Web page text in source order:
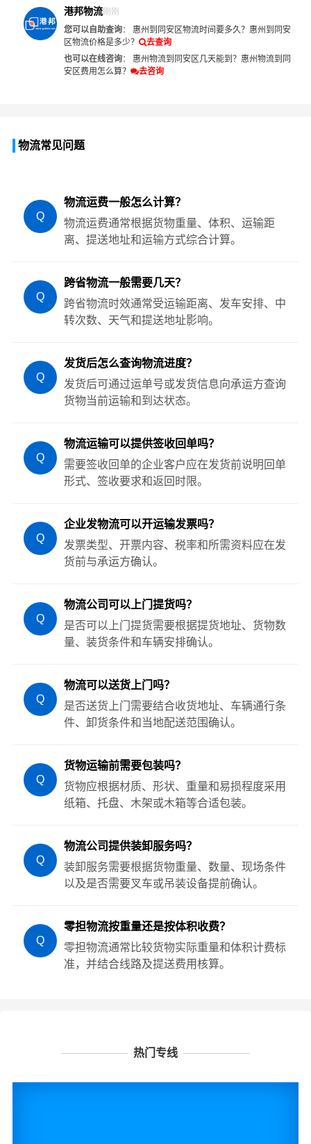
港邦物流刚刚
您可以自助查询： 惠州到同安区物流时间要多久？ 惠州到同安
区物流价格是多少？
去查询
也可以在线咨询： 惠州物流到同安区几天能到？ 惠州物流到同
安区费用怎么算？
去咨询
物流常见问题
Q
物流运费一般怎么计算？
物流运费通常根据货物重量、体积、运输距
离、提送地址和运输方式综合计算。
Q
跨省物流一般需要几天？
跨省物流时效通常受运输距离、发车安排、中
转次数、天气和提送地址影响。
Q
发货后怎么查询物流进度？
发货后可通过运单号或发货信息向承运方查询
货物当前运输和到达状态。
Q
物流运输可以提供签收回单吗？
需要签收回单的企业客户应在发货前说明回单
形式、签收要求和返回时限。
Q
企业发物流可以开运输发票吗？
发票类型、开票内容、税率和所需资料应在发
货前与承运方确认。
Q
物流公司可以上门提货吗？
是否可以上门提货需要根据提货地址、货物数
量、装货条件和车辆安排确认。
Q
物流可以送货上门吗？
是否送货上门需要结合收货地址、车辆通行条
件、卸货条件和当地配送范围确认。
Q
货物运输前需要包装吗？
货物应根据材质、形状、重量和易损程度采用
纸箱、托盘、木架或木箱等合适包装。
Q
物流公司提供装卸服务吗？
装卸服务需要根据货物重量、数量、现场条件
以及是否需要叉车或吊装设备提前确认。
Q
零担物流按重量还是按体积收费？
零担物流通常比较货物实际重量和体积计费标
准，并结合线路及提送费用核算。
热门专线